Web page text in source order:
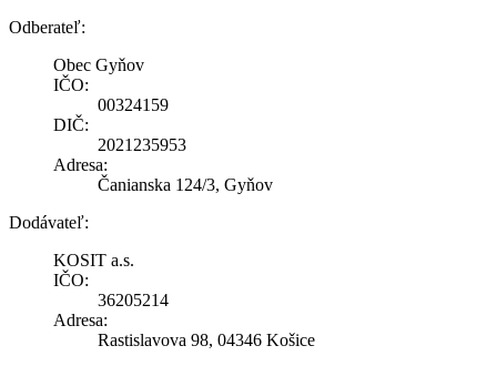
Odberateľ:
Obec Gyňov
IČO:
00324159
DIČ:
2021235953
Adresa:
Čanianska 124/3, Gyňov
Dodávateľ:
KOSIT a.s.
IČO:
36205214
Adresa:
Rastislavova 98, 04346 Košice